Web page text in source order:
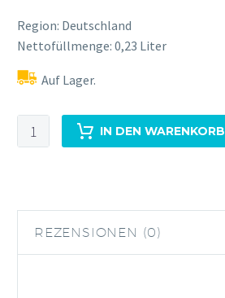
Region: Deutschland
Nettofüllmenge: 0,23 Liter
Auf Lager.
Aqua
Monaco
Menge
IN DEN WARENKORB
REZENSIONEN (0)